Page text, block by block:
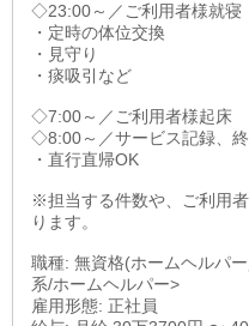
◇23:00～／ご利用者様就寝
・定時の体位交換
・見守り
・痰吸引など
◇7:00～／ご利用者様起床
◇8:00～／サービス記録、
・直行直帰OK
※担当する件数や、ご利用
ります。
職種: 無資格(ホームヘルパ
系/ホームヘルパー>
雇用形態: 正社員